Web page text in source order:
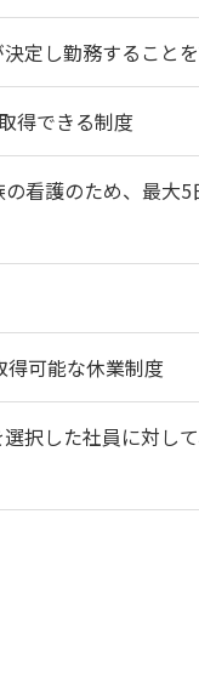
定し勤務すること
得できる制度
看護のため、最大
可能な休業制度
択した社員に対し